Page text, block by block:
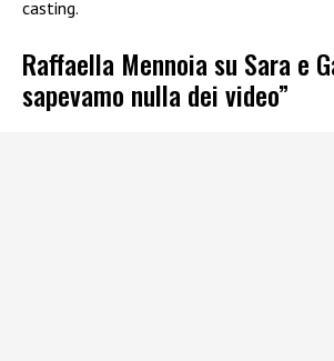
casting.
Raffaella Mennoia su Sara e
sapevamo nulla dei video”